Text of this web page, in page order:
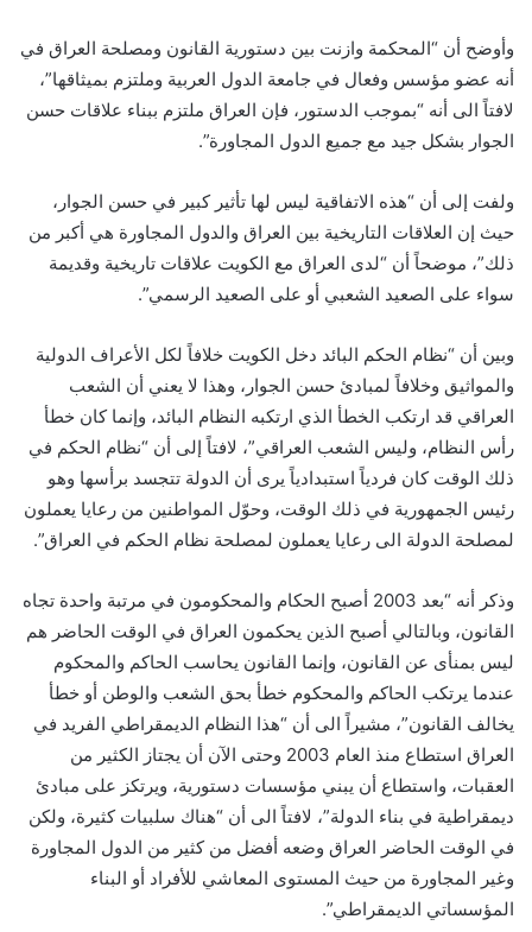
وأوضح أن “المحكمة وازنت بين دستورية القانون ومصلحة العراق في
أنه عضو مؤسس وفعال في جامعة الدول العربية وملتزم بميثاقها”،
لافتاً الى أنه “بموجب الدستور، فإن العراق ملتزم ببناء علاقات حسن
الجوار بشكل جيد مع جميع الدول المجاورة”.
ولفت إلى أن “هذه الاتفاقية ليس لها تأثير كبير في حسن الجوار،
حيث إن العلاقات التاريخية بين العراق والدول المجاورة هي أكبر من
ذلك”، موضحاً أن “لدى العراق مع الكويت علاقات تاريخية وقديمة
سواء على الصعيد الشعبي أو على الصعيد الرسمي”.
وبين أن “نظام الحكم البائد دخل الكويت خلافاً لكل الأعراف الدولية
والمواثيق وخلافاً لمبادئ حسن الجوار، وهذا لا يعني أن الشعب
العراقي قد ارتكب الخطأ الذي ارتكبه النظام البائد، وإنما كان خطأ
رأس النظام، وليس الشعب العراقي”، لافتاً إلى أن “نظام الحكم في
ذلك الوقت كان فردياً استبدادياً يرى أن الدولة تتجسد برأسها وهو
رئيس الجمهورية في ذلك الوقت، وحوّل المواطنين من رعايا يعملون
لمصلحة الدولة الى رعايا يعملون لمصلحة نظام الحكم في العراق”.
وذكر أنه “بعد 2003 أصبح الحكام والمحكومون في مرتبة واحدة تجاه
القانون، وبالتالي أصبح الذين يحكمون العراق في الوقت الحاضر هم
ليس بمنأى عن القانون، وإنما القانون يحاسب الحاكم والمحكوم
عندما يرتكب الحاكم والمحكوم خطأ بحق الشعب والوطن أو خطأ
يخالف القانون”، مشيراً الى أن “هذا النظام الديمقراطي الفريد في
العراق استطاع منذ العام 2003 وحتى الآن أن يجتاز الكثير من
العقبات، واستطاع أن يبني مؤسسات دستورية، ويرتكز على مبادئ
ديمقراطية في بناء الدولة”، لافتاً الى أن “هناك سلبيات كثيرة، ولكن
في الوقت الحاضر العراق وضعه أفضل من كثير من الدول المجاورة
وغير المجاورة من حيث المستوى المعاشي للأفراد أو البناء
المؤسساتي الديمقراطي”.